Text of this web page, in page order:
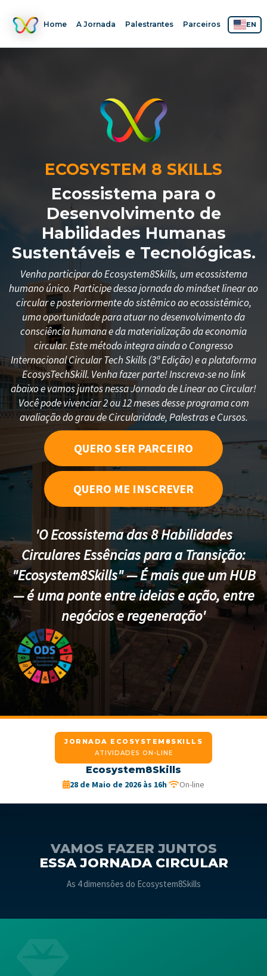
Home A Jornada Palestrantes Parceiros EN
ECOSYSTEM 8 SKILLS
Ecossistema para o
Desenvolvimento de
Habilidades Humanas
Sustentáveis e Tecnológicas.
Venha participar do Ecosystem8Skills, um ecossistema
humano único. Participe dessa jornada do mindset linear ao
circular e posteriormente do sistêmico ao ecossistêmico,
uma oportunidade para atuar no desenvolvimento da
consciência humana e da materialização da economia
circular. Este método integra ainda o Congresso
Internacional Circular Tech Skills (3ª Edição) e a plataforma
EcosysTechSkill. Venha fazer parte! Inscreva-se no link
abaixo e vamos juntos nessa Jornada de Linear ao Circular!
Você pode vivenciar 2 ou 12 meses desse programa com
avaliação do grau de Circularidade, Palestras e Cursos.
QUERO SER PARCEIRO
QUERO ME INSCREVER
'O Ecossistema das 8 Habilidades
Circulares Essências para a Transição:
"Ecosystem8Skills" — É mais que um HUB
— é uma ponte entre ideias e ação, entre
negócios e regeneração'
JORNADA ECOSYSTEM8SKILLS
ATIVIDADES ON-LINE
Ecosystem8Skills
28 de Maio de 2026 às 16h· On-line
VAMOS FAZER JUNTOS
ESSA JORNADA CIRCULAR
As 4 dimensões do Ecosystem8Skills